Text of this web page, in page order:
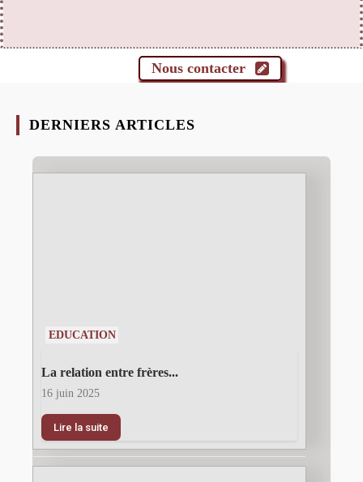
Nous contacter
DERNIERS ARTICLES
EDUCATION
La relation entre frères...
16 juin 2025
Lire la suite